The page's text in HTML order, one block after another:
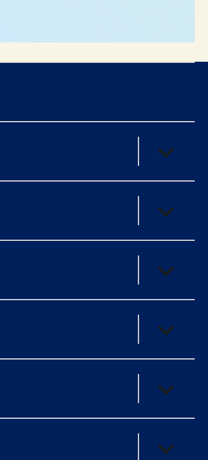
ブ
メ
ニ
ュ
ー
を
展
開
ブ
メ
ニ
ュ
ー
を
展
開
ブ
メ
ニ
ュ
ー
を
展
開
ブ
メ
ニ
ュ
ー
を
ブ
メ
ニ